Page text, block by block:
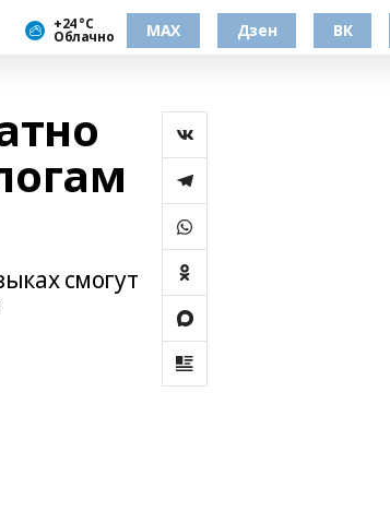
+24 °С
Облачно МАХ Дзен ВК
смогут